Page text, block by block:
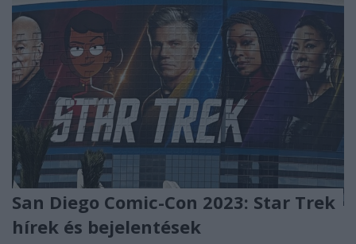
San Diego Comic-Con 2023: Star Trek
hírek és bejelentések